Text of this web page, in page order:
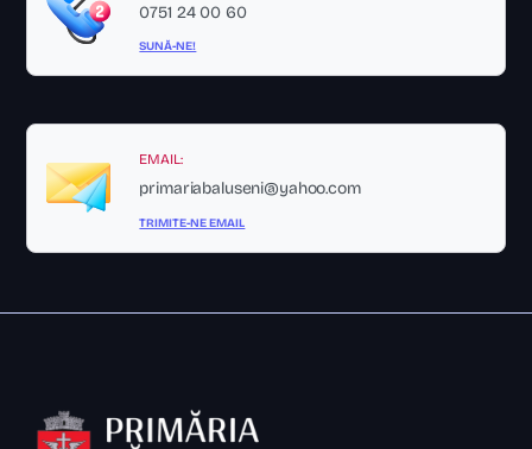
0751 24 00 60
SUNĂ-NE!
EMAIL:
primariabaluseni@yahoo.com
TRIMITE-NE EMAIL